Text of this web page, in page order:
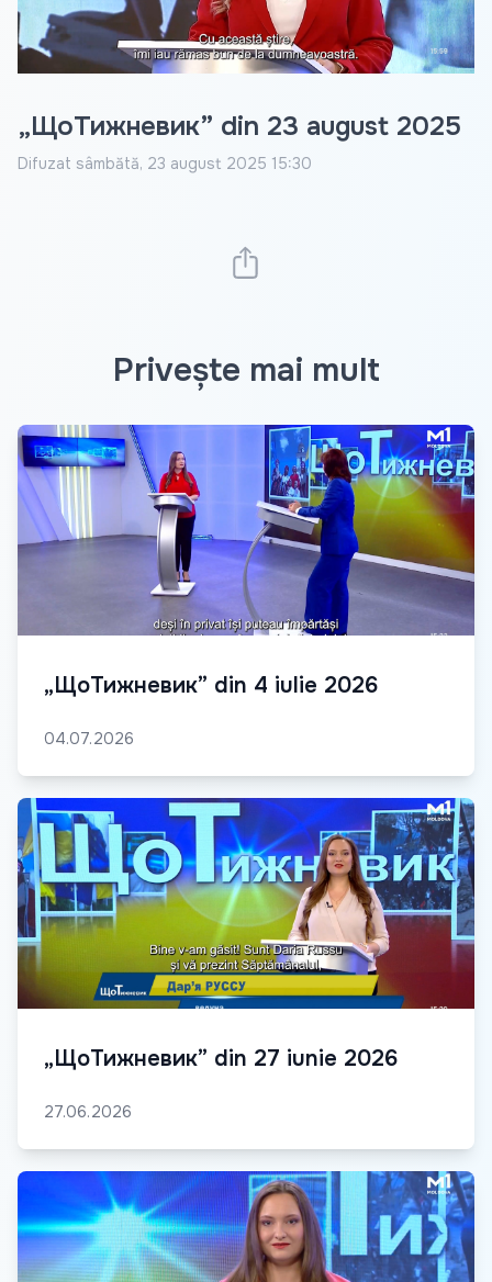
Video
„ЩоТижневик” din 23 august 2025
Difuzat sâmbătă, 23 august 2025 15:30
Privește mai mult
„ЩоТижневик” din 4 iulie 2026
04.07.2026
„ЩоТижневик” din 27 iunie 2026
27.06.2026